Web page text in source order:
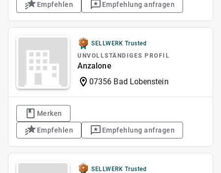
Empfehlen Empfehlung anfragen
SELLWERK Trusted
UNVOLLSTÄNDIGES PROFIL
Anzalone
07356 Bad Lobenstein
Merken
Empfehlen Empfehlung anfragen
SELLWERK Trusted